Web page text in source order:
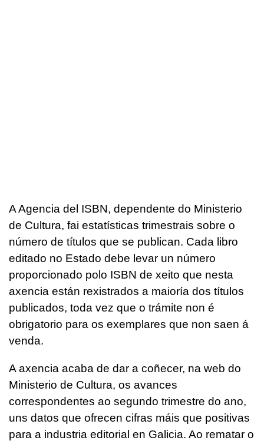
A Agencia del ISBN, dependente do Ministerio
de Cultura, fai estatísticas trimestrais sobre o
número de títulos que se publican. Cada libro
editado no Estado debe levar un número
proporcionado polo ISBN de xeito que nesta
axencia están rexistrados a maioría dos títulos
publicados, toda vez que o trámite non é
obrigatorio para os exemplares que non saen á
venda.
A axencia acaba de dar a coñecer, na web do
Ministerio de Cultura, os avances
correspondentes ao segundo trimestre do ano,
uns datos que ofrecen cifras máis que positivas
para a industria editorial en Galicia. Ao rematar o